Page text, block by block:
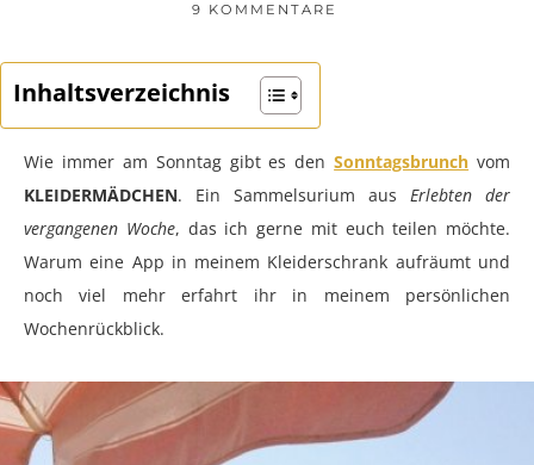
9 KOMMENTARE
Inhaltsverzeichnis
Wie immer am Sonntag gibt es denSonntagsbrunch vom
KLEIDERMÄDCHEN. Ein Sammelsurium aus Erlebten der
vergangenen Woche, das ich gerne mit euch teilen möchte.
Warum eine App in meinem Kleiderschrank aufräumt und
noch viel mehr erfahrt ihr in meinem persönlichen
Wochenrückblick.